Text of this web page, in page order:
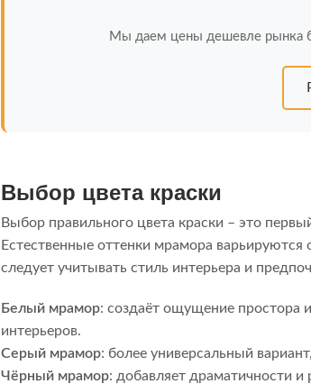
Мы даем цены дешевле рынка
Выбор цвета краски
Выбор правильного цвета краски – это
Естественные оттенки мрамора варьируются
следует учитывать стиль интерьера и
Белый мрамор: создаёт ощущение простора
интерьеров.
Серый мрамор: более универсальный
Чёрный мрамор: добавляет драматичности и